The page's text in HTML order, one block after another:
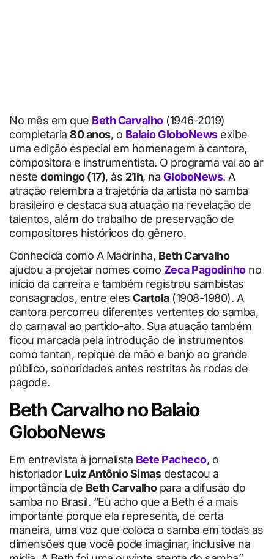
No mês em que Beth Carvalho(1946-2019)
completaria 80 anos, o Balaio GloboNewsexibe
uma edição especial em homenagem à cantora,
compositora e instrumentista. O programa vai ao ar
neste domingo (17), às 21h, na GloboNews. A
atração relembra a trajetória da artista no samba
brasileiro e destaca sua atuação na revelação de
talentos, além do trabalho de preservação de
compositores históricos do gênero.
Conhecida como A Madrinha, Beth Carvalho
ajudou a projetar nomes como Zeca Pagodinhono
início da carreira e também registrou sambistas
consagrados, entre eles Cartola(1908-1980). A
cantora percorreu diferentes vertentes do samba,
do carnaval ao partido-alto. Sua atuação também
ficou marcada pela introdução de instrumentos
como tantan, repique de mão e banjo ao grande
público, sonoridades antes restritas às rodas de
pagode.
Beth Carvalho no Balaio
GloboNews
Em entrevista à jornalista Bete Pacheco, o
historiador Luiz Antônio Simasdestacou a
importância de Beth Carvalhopara a difusão do
samba no Brasil. “Eu acho que a Beth é a mais
importante porque ela representa, de certa
maneira, uma voz que coloca o samba em todas as
dimensões que você pode imaginar, inclusive na